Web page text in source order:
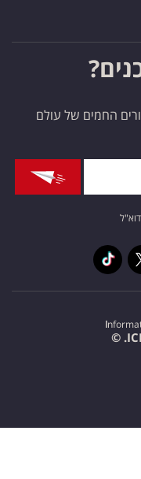
החמים של עולם
I